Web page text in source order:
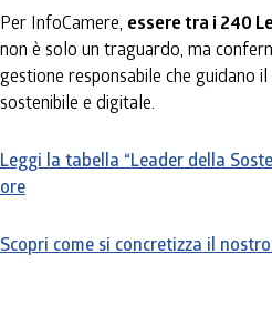
Per InfoCamere, essere tra i 240
non è solo un traguardo, ma
gestione responsabile che guidano
sostenibile e digitale.
Leggi la tabella “Leader della
ore
Scopri come si concretizza il